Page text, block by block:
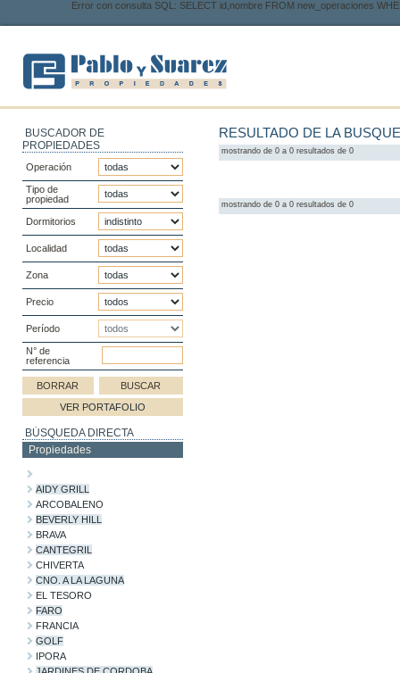
Error con consulta SQL: SELECT id,nombre FROM new_operaciones
BUSCADOR DE
PROPIEDADES
Operación
Tipo de
propiedad
Dormitorios
Localidad
Zona
Precio
Período
N° de
referencia
VER PORTAFOLIO
BÚSQUEDA DIRECTA
Propiedades
AIDY GRILL
ARCOBALENO
BEVERLY HILL
BRAVA
CANTEGRIL
CHIVERTA
CNO. A LA LAGUNA
EL TESORO
FARO
FRANCIA
GOLF
IPORA
RESULTADO DE LA
mostrando de 0 a 0 resultados de 0
mostrando de 0 a 0 resultados de 0